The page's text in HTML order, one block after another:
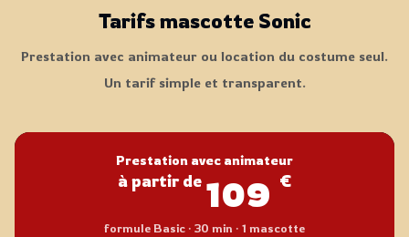
Tarifs mascotte Sonic
Prestation avec animateur ou location du costume seul.
Un tarif simple et transparent.
Prestation avec animateur
à partir de 109 €
formule Basic · 30 min · 1 mascotte